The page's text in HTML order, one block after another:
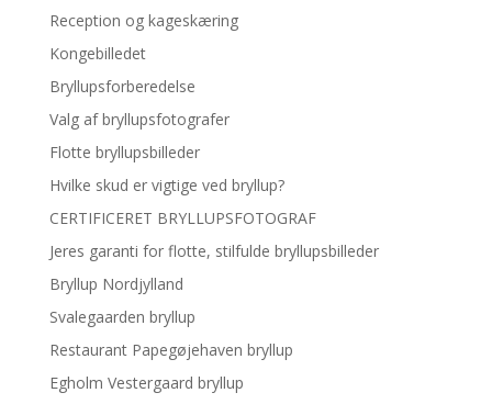
Reception og kageskæring
Kongebilledet
Bryllupsforberedelse
Valg af bryllupsfotografer
Flotte bryllupsbilleder
Hvilke skud er vigtige ved bryllup?
CERTIFICERET BRYLLUPSFOTOGRAF
Jeres garanti for flotte, stilfulde bryllupsbilleder
Bryllup Nordjylland
Svalegaarden bryllup
Restaurant Papegøjehaven bryllup
Egholm Vestergaard bryllup